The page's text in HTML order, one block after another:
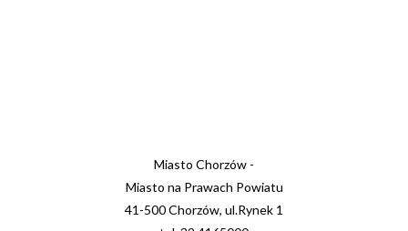
Miasto Chorzów -
Miasto na Prawach Powiatu
41-500 Chorzów, ul.Rynek 1